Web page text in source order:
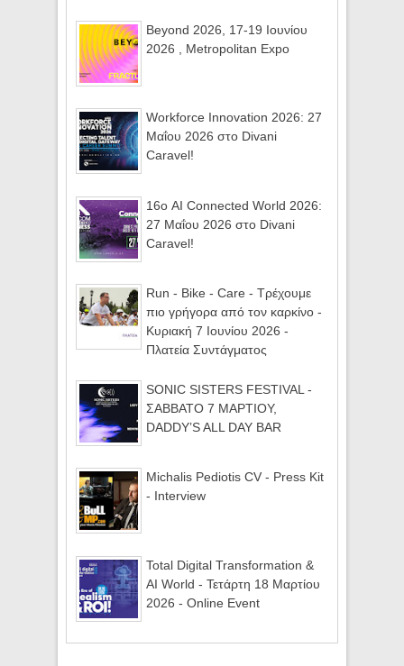
Beyond 2026, 17-19 Ιουνίου
2026 , Metropolitan Expo
Workforce Innovation 2026: 27
Μαΐου 2026 στο Divani
Caravel!
16ο AI Connected World 2026:
27 Μαΐου 2026 στο Divani
Caravel!
Run - Bike - Care - Τρέχουμε
πιο γρήγορα από τον καρκίνο -
Κυριακή 7 Ιουνίου 2026 -
Πλατεία Συντάγματος
SONIC SISTERS FESTIVAL -
ΣΑΒΒΑΤΟ 7 ΜΑΡΤΙΟΥ,
DADDY’S ALL DAY BAR
Michalis Pediotis CV - Press Kit
- Interview
Total Digital Transformation &
AI World - Τετάρτη 18 Μαρτίου
2026 - Online Event